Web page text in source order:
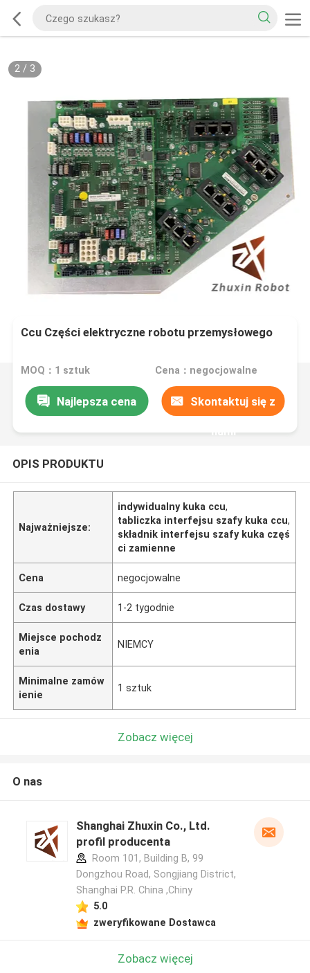
2/ 3
Ccu Części elektryczne robotu przemysłowego
MOQ：1 sztuk Cena：negocjowalne
Najlepsza cena Skontaktuj się z
nami
OPIS PRODUKTU
Najważniejsze:
indywidualny kuka ccu,
tabliczka interfejsu szafy kuka ccu,
składnik interfejsu szafy kuka częś
ci zamienne
Cena negocjowalne
Czas dostawy 1-2 tygodnie
Miejsce pochodz
enia
NIEMCY
Minimalne zamów
ienie
1 sztuk
Zobacz więcej
O nas
Shanghai Zhuxin Co., Ltd.
profil producenta
Room 101, Building B, 99
Dongzhou Road, Songjiang District,
Shanghai P.R. China ,Chiny
5.0
zweryfikowane Dostawca
Zobacz więcej